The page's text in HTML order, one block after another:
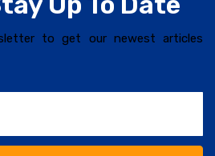
to get our newest articles